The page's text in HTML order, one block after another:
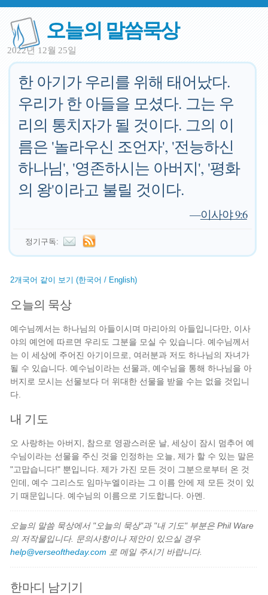
오늘의 말씀묵상
2022년 12월 25일
한 아기가 우리를 위해 태어났다.
우리가 한 아들을 모셨다. 그는 우
리의 통치자가 될 것이다. 그의 이
름은 '놀라우신 조언자', '전능하신
하나님', '영존하시는 아버지', '평화
의 왕'이라고 불릴 것이다.
—이사야 9:6
정기구독:
2개국어 같이 보기 (한국어 / English)
오늘의 묵상
예수님께서는 하나님의 아들이시며 마리아의 아들입니다만, 이사
야의 예언에 따르면 우리도 그분을 모실 수 있습니다. 예수님께서
는 이 세상에 주어진 아기이므로, 여러분과 저도 하나님의 자녀가
될 수 있습니다. 예수님이라는 선물과, 예수님을 통해 하나님을 아
버지로 모시는 선물보다 더 위대한 선물을 받을 수는 없을 것입니
다.
내 기도
오 사랑하는 아버지, 참으로 영광스러운 날, 세상이 잠시 멈추어 예
수님이라는 선물을 주신 것을 인정하는 오늘, 제가 할 수 있는 말은
"고맙습니다!" 뿐입니다. 제가 가진 모든 것이 그분으로부터 온 것
인데, 예수 그리스도 임마누엘이라는 그 이름 안에 제 모든 것이 있
기 때문입니다. 예수님의 이름으로 기도합니다. 아멘.
오늘의 말씀 묵상에서 "오늘의 묵상"과 "내 기도" 부분은 Phil Ware
의 저작물입니다. 문의사항이나 제안이 있으실 경우
help@verseoftheday.com 로 메일 주시기 바랍니다.
한마디 남기기